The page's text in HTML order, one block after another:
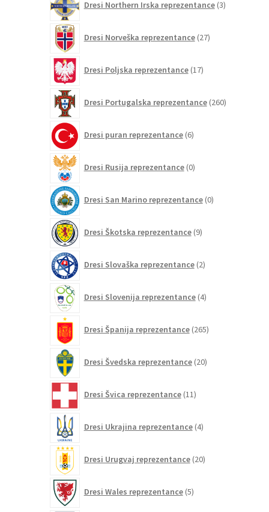
Dresi Northern Irska reprezentance 3izdelki
Dresi Norveška reprezentance 27izdelkov
Dresi Poljska reprezentance 17izdelkov
Dresi Portugalska reprezentance 260izdelkov
Dresi puran reprezentance 6izdelkov
Dresi Rusija reprezentance 0izdelkov
Dresi San Marino reprezentance 0izdelkov
Dresi Škotska reprezentance 9izdelkov
Dresi Slovaška reprezentance 2izdelka
Dresi Slovenija reprezentance 4izdelki
Dresi Španija reprezentance 265izdelkov
Dresi Švedska reprezentance 20izdelkov
Dresi Švica reprezentance 11izdelkov
Dresi Ukrajina reprezentance 4izdelki
Dresi Urugvaj reprezentance 20izdelkov
Dresi Wales reprezentance 5izdelkov